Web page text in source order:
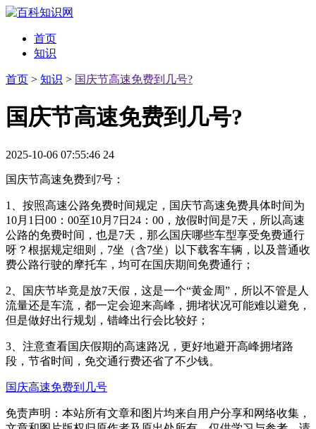
首页
知识
首页 > 知识 > 国庆节高速免费到几号?
国庆节高速免费到几号?
2025-10-06 07:55:46 24
国庆节高速免费到7号：
1、按照高速公路免费时间规定，国庆节高速免费具体时间为
10月1日00：00至10月7日24：00，放假时间是7天，所以高速
公路的免费时间，也是7天，那么国庆哪些车型享受免费通行
呀？根据规定细则，7坐（含7坐）以下载客车辆，以及普通收
费公路行驶的摩托车，均可在国庆期间免费通行；
2、国庆节毕竟是放7天假，这是一个“黄金周”，所以不管是人
流量还是车流，都一定会迎来高峰，拥堵状况可能难以避免，
但是做好出行规划，错峰出行会比较好；
3、注意查看国庆假期的高速路况，更好地避开高峰拥堵路
段，节省时间，免交通行费还省了不少钱。
国庆高速免费到几号
免责声明：本站所有文章和图片均来自用户分享和网络收集，